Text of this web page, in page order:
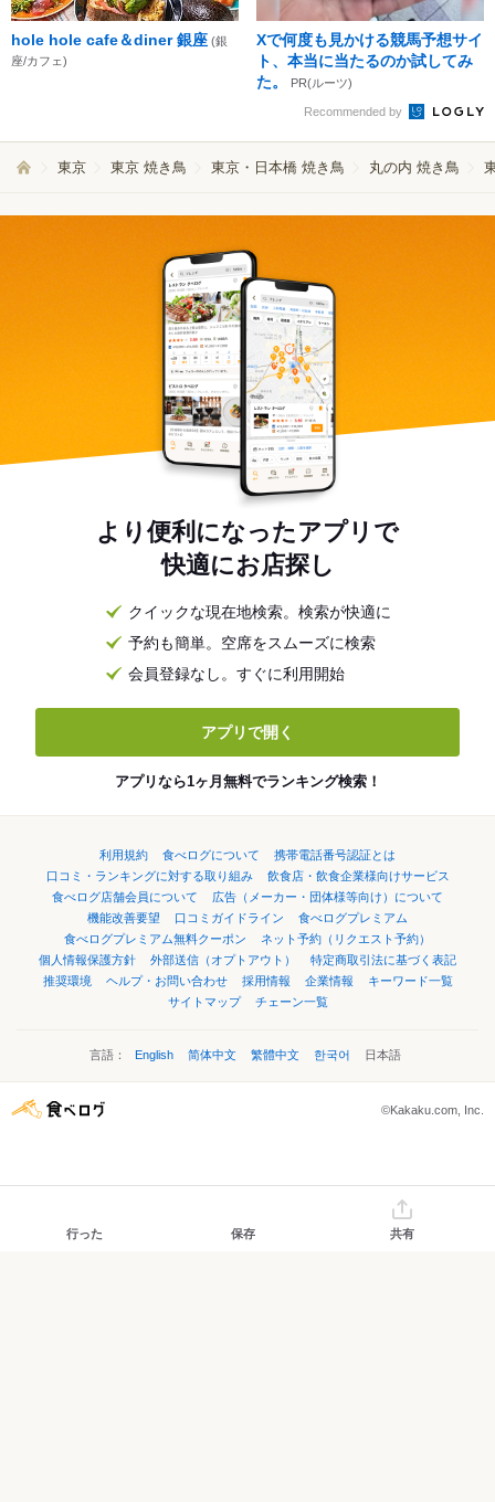
hole hole cafe＆diner 銀座 (銀
座/カフェ)
Xで何度も見かける競馬予想サイ
ト、本当に当たるのか試してみ
た。
PR(ルーツ)
Recommended by
東京 東京 焼き鳥 東京・日本橋 焼き鳥 丸の内 焼き鳥
より便利になったアプリで
快適にお店探し
クイックな現在地検索。検索が快適に
予約も簡単。空席をスムーズに検索
会員登録なし。すぐに利用開始
アプリで開く
アプリなら1ヶ月無料でランキング検索！
利用規約 食べログについて
携帯電話番号認証とは
口コミ・ランキングに対する取り組み
飲食店・飲食企業様向けサービス
食べログ店舗会員について
広告（メーカー・団体様等向け）について
機能改善要望
口コミガイドライン
食べログプレミアム
食べログプレミアム無料クーポン
ネット予約（リクエスト予約）
個人情報保護方針
外部送信（オプトアウト）
特定商取引法に基づく表記
推奨環境
ヘルプ・お問い合わせ 採用情報 企業情報
キーワード一覧
サイトマップ
チェーン一覧
言語： English 简体中文 繁體中文 한국어 日本語
©Kakaku.com, Inc.
行った 保存 共有